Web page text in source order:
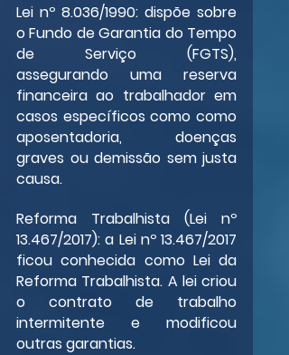
Lei nº 8.036/1990: dispõe sobre
o Fundo de Garantia do Tempo
de Serviço (FGTS),
assegurando uma reserva
financeira ao trabalhador em
casos específicos como como
aposentadoria, doenças
graves ou demissão sem justa
causa.
Reforma Trabalhista (Lei nº
13.467/2017): a Lei nº 13.467/2017
ficou conhecida como Lei da
Reforma Trabalhista. A lei criou
o contrato de trabalho
intermitente e modificou
outras garantias.